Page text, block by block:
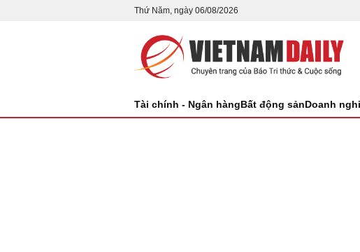
Thứ Năm, ngày 06/08/2026
Tài chính - Ngân hàngBất động sảnDoanh